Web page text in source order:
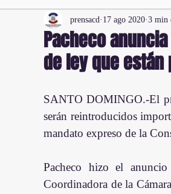
Pacheco
de ley que
prensacd 17 ago 2020 3 min
SANTO DOMINGO.-El
serán reintroducidos
mandato expreso de la
Pacheco hizo el
Coordinadora de la